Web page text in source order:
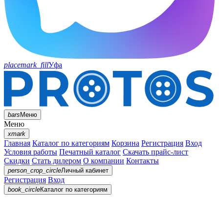
placemark_fillУфа
barsМеню
Меню
xmark
Главная Каталог по категориям Корзина Регистрация Вход
Условия работы Печатный каталог Скачать прайс-лист
Скидки Стать дилером О компании Контакты
person_crop_circleЛичный кабинет
Регистрация Вход
book_circleКаталог по категориям